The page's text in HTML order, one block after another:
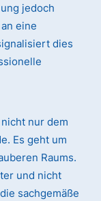
jedoch
eine
dies
nur dem
Es geht um
Raums.
und nicht
sachgemäße